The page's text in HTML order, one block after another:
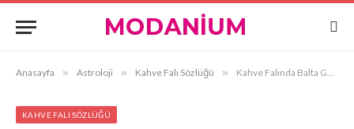
Anasayfa » Astroloji » Kahve Falı Sözlüğü » Kahve Falında Balta Görmek
KAHVE FALI SÖZLÜĞÜ